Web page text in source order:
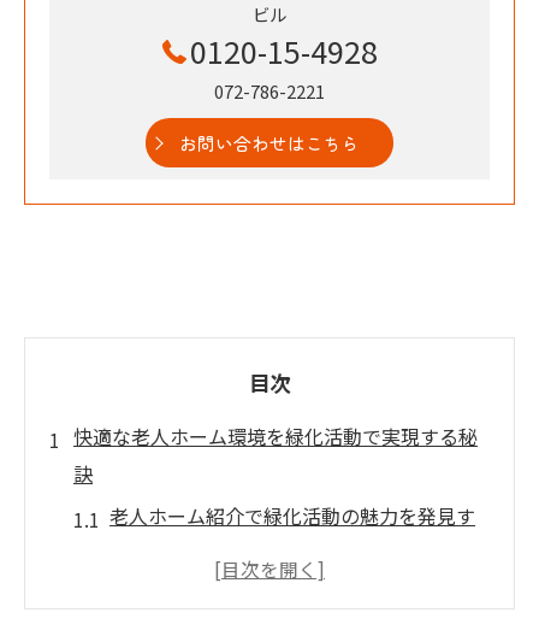
ビル
0120-15-4928
072-786-2221
お問い合わせはこちら
目次
快適な老人ホーム環境を緑化活動で実現する秘
訣
老人ホーム紹介で緑化活動の魅力を発見す